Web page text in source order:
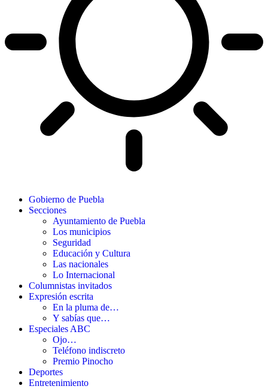
Gobierno de Puebla
Secciones
Ayuntamiento de Puebla
Los municipios
Seguridad
Educación y Cultura
Las nacionales
Lo Internacional
Columnistas invitados
Expresión escrita
En la pluma de…
Y sabías que…
Especiales ABC
Ojo…
Teléfono indiscreto
Premio Pinocho
Deportes
Entretenimiento